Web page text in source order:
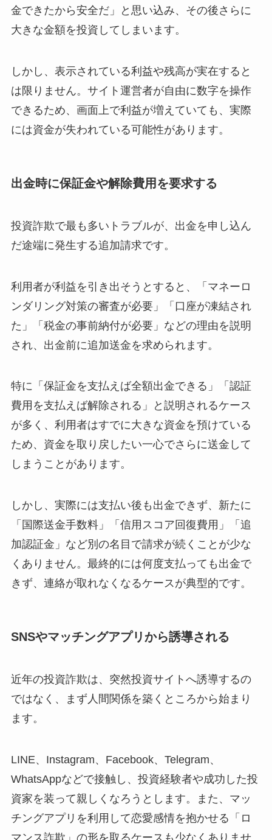
金できたから安全だ」と思い込み、その後さらに
大きな金額を投資してしまいます。
しかし、表示されている利益や残高が実在すると
は限りません。サイト運営者が自由に数字を操作
できるため、画面上で利益が増えていても、実際
には資金が失われている可能性があります。
出金時に保証金や解除費用を要求する
投資詐欺で最も多いトラブルが、出金を申し込ん
だ途端に発生する追加請求です。
利用者が利益を引き出そうとすると、「マネーロ
ンダリング対策の審査が必要」「口座が凍結され
た」「税金の事前納付が必要」などの理由を説明
され、出金前に追加送金を求められます。
特に「保証金を支払えば全額出金できる」「認証
費用を支払えば解除される」と説明されるケース
が多く、利用者はすでに大きな資金を預けている
ため、資金を取り戻したい一心でさらに送金して
しまうことがあります。
しかし、実際には支払い後も出金できず、新たに
「国際送金手数料」「信用スコア回復費用」「追
加認証金」など別の名目で請求が続くことが少な
くありません。最終的には何度支払っても出金で
きず、連絡が取れなくなるケースが典型的です。
SNSやマッチングアプリから誘導される
近年の投資詐欺は、突然投資サイトへ誘導するの
ではなく、まず人間関係を築くところから始まり
ます。
LINE、Instagram、Facebook、Telegram、
WhatsAppなどで接触し、投資経験者や成功した投
資家を装って親しくなろうとします。また、マッ
チングアプリを利用して恋愛感情を抱かせる「ロ
マンス詐欺」の形を取るケースも少なくありませ